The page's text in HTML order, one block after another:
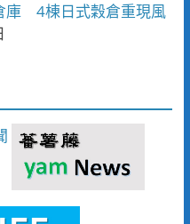
庫 4棟日式穀倉重現風